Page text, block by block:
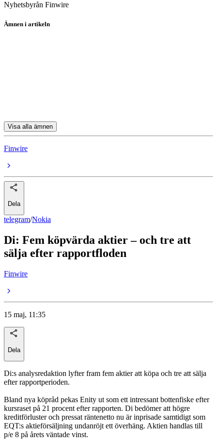
Nyhetsbyrån Finwire
Ämnen i artikeln
Visa alla ämnen
Finwire
Dela
telegram/Nokia
Di: Fem köpvärda aktier – och tre att
sälja efter rapportfloden
Finwire
15 maj, 11:35
Dela
Di:s analysredaktion lyfter fram fem aktier att köpa och tre att sälja
efter rapportperioden.
Bland nya köpråd pekas Enity ut som ett intressant bottenfiske efter
kursraset på 21 procent efter rapporten. Di bedömer att högre
kreditförluster och pressat räntenetto nu är inprisade samtidigt som
EQT:s aktieförsäljning undanröjt ett överhäng. Aktien handlas till
p/e 8 på årets väntade vinst.